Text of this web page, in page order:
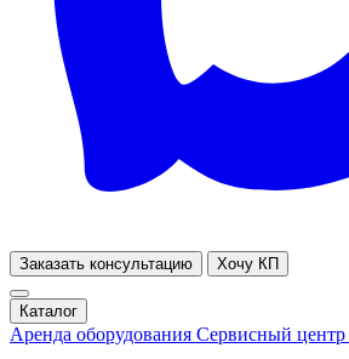
Заказать консультацию Хочу КП
Каталог
Аренда оборудования Сервисный центр